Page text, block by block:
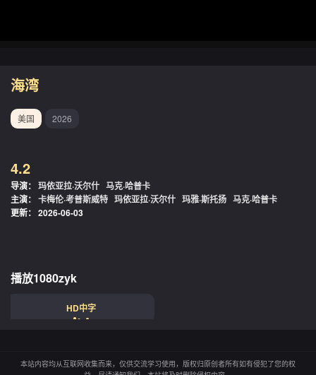
海湾
美国 2026
4.2
导演： 玛依亚拉·沃尔什 马克·哈普卡
主演： 卡梅伦·考普斯威特 玛依亚拉·沃尔什 玛雅·斯托扬 马克·哈普卡
更新： 2026-06-03
播放1080zyk
HD中字
本站内容均从互联网收集而来，仅供交流学习使用，版权归原创者所有如有侵犯了您的权